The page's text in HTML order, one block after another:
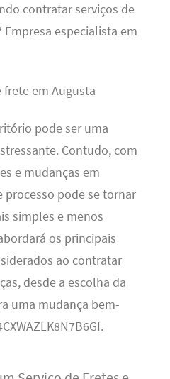
contratar serviços de
especialista em
pode ser uma
Contudo, com
e mudanças em
processo pode se tornar
simples e menos
os principais
ao contratar
desde a escolha da
uma mudança bem-